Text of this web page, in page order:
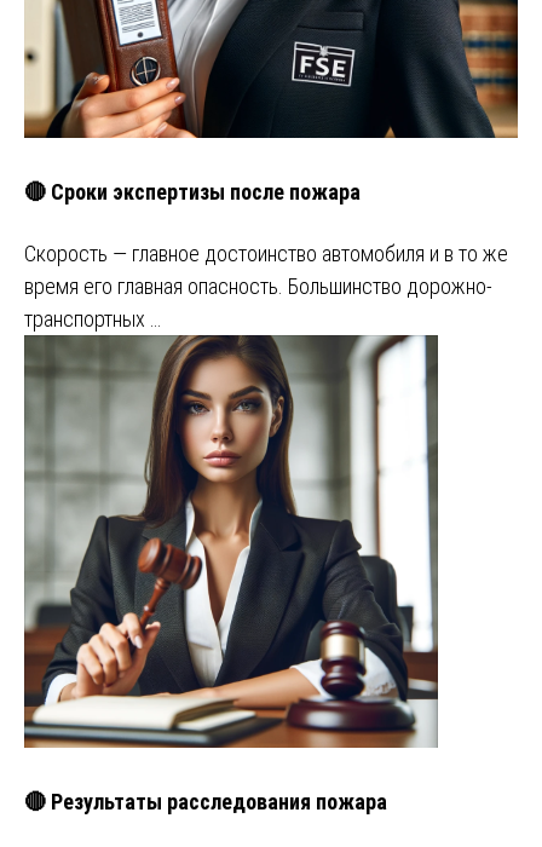
🔴 Сроки экспертизы после пожара
Скорость — главное достоинство автомобиля и в то же
время его главная опасность. Большинство дорожно-
транспортных …
🔴 Результаты расследования пожара